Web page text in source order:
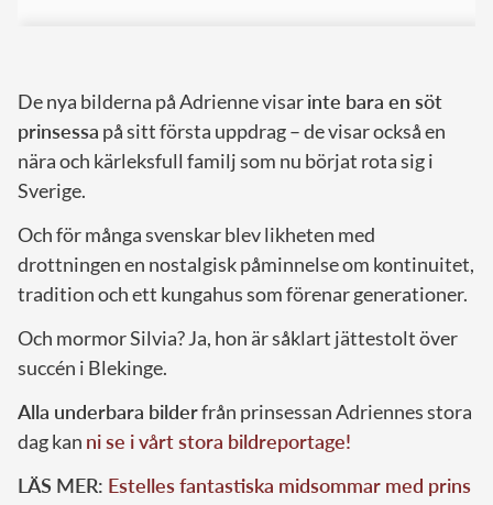
De nya bilderna på Adrienne visarinte bara en söt
prinsessa på sitt första uppdrag – de visar också en
nära och kärleksfull familj som nu börjat rota sig i
Sverige.
Och för många svenskar blev likheten med
drottningen en nostalgisk påminnelse om kontinuitet,
tradition och ett kungahus som förenar generationer.
Och mormor Silvia? Ja, hon är såklart jättestolt över
succén i Blekinge.
Alla underbara bilderfrån prinsessan Adriennes stora
dag kan ni se i vårt stora bildreportage!
LÄS MER: Estelles fantastiska midsommar med prins